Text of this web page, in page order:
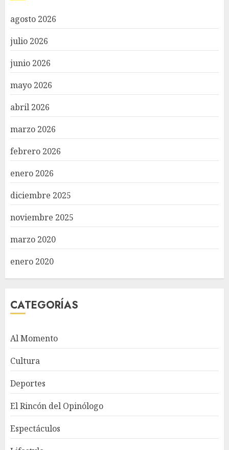
agosto 2026
julio 2026
junio 2026
mayo 2026
abril 2026
marzo 2026
febrero 2026
enero 2026
diciembre 2025
noviembre 2025
marzo 2020
enero 2020
CATEGORÍAS
Al Momento
Cultura
Deportes
El Rincón del Opinólogo
Espectáculos